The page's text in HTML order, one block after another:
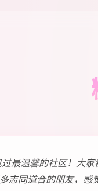
最温馨的社区！大
志同道合的朋友，感